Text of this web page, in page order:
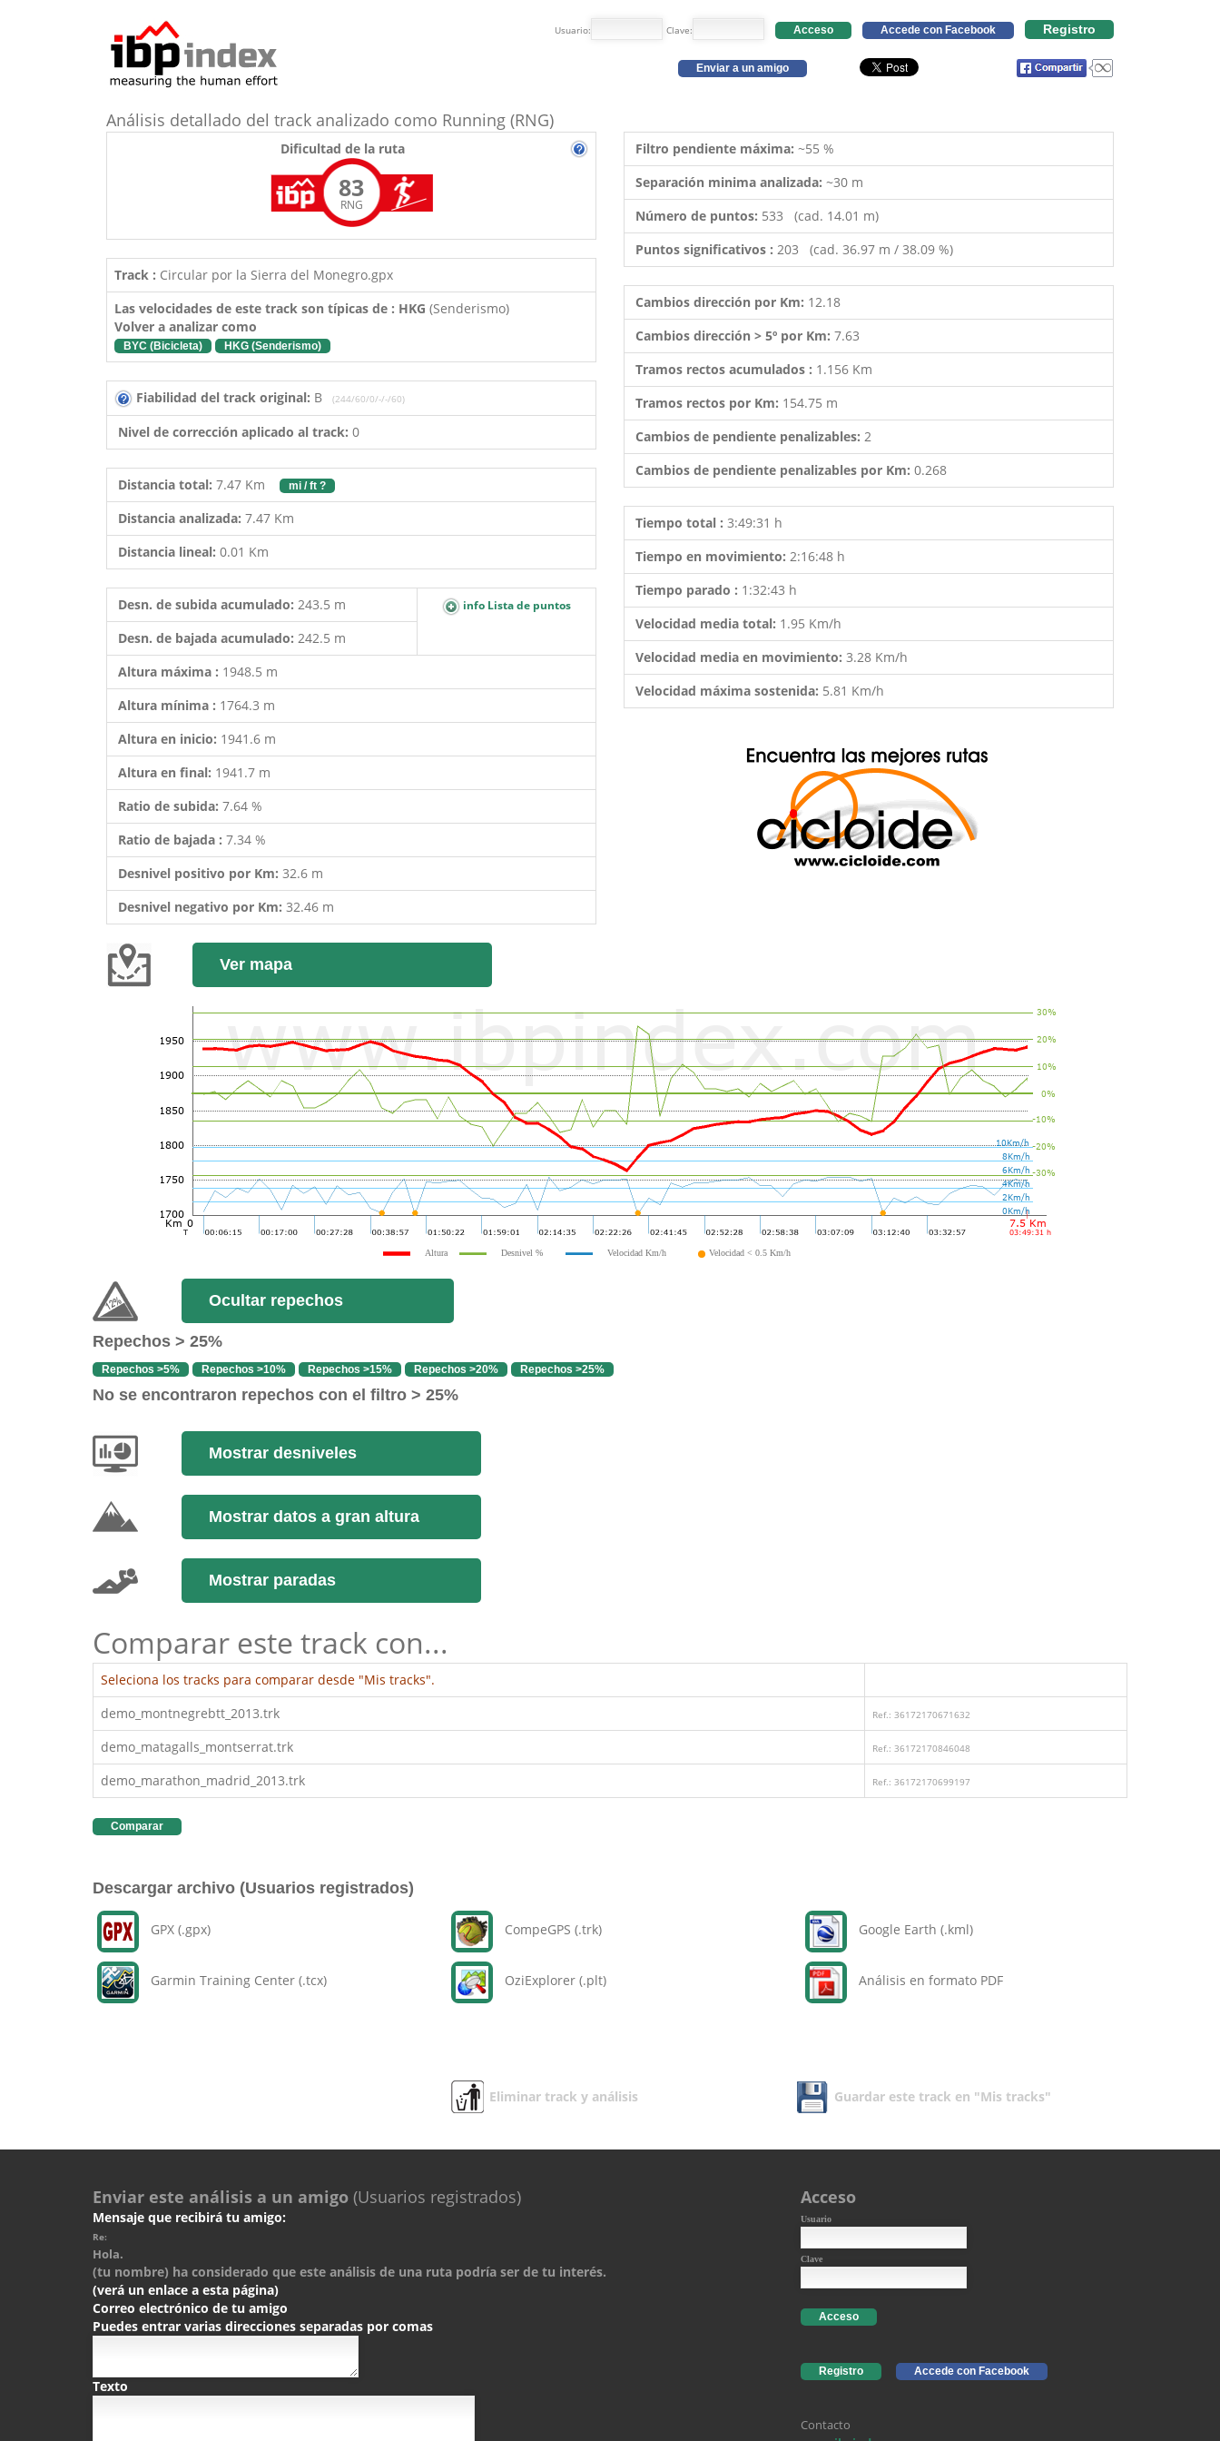
Usuario: Clave: Acceso Accede con Facebook Registro
Enviar a un amigo
Análisis detallado del track analizado como Running (RNG)
Dificultad de la ruta
83
RNG
Track : Circular por la Sierra del Monegro.gpx
Las velocidades de este track son típicas de : HKG (Senderismo)
Volver a analizar como
BYC (Bicicleta) HKG (Senderismo)
Fiabilidad del track original: B (244/60/0/-/-/60)
Nivel de corrección aplicado al track: 0
Distancia total: 7.47 Km mi / ft ?
Distancia analizada: 7.47 Km
Distancia lineal: 0.01 Km
Desn. de subida acumulado: 243.5 m info Lista de puntos
Desn. de bajada acumulado: 242.5 m
Altura máxima : 1948.5 m
Altura mínima : 1764.3 m
Altura en inicio: 1941.6 m
Altura en final: 1941.7 m
Ratio de subida: 7.64 %
Ratio de bajada : 7.34 %
Desnivel positivo por Km: 32.6 m
Desnivel negativo por Km: 32.46 m
Filtro pendiente máxima: ~55 %
Separación minima analizada: ~30 m
Número de puntos: 533 (cad. 14.01 m)
Puntos significativos : 203 (cad. 36.97 m / 38.09 %)
Cambios dirección por Km: 12.18
Cambios dirección > 5º por Km: 7.63
Tramos rectos acumulados : 1.156 Km
Tramos rectos por Km: 154.75 m
Cambios de pendiente penalizables: 2
Cambios de pendiente penalizables por Km: 0.268
Tiempo total : 3:49:31 h
Tiempo en movimiento: 2:16:48 h
Tiempo parado : 1:32:43 h
Velocidad media total: 1.95 Km/h
Velocidad media en movimiento: 3.28 Km/h
Velocidad máxima sostenida: 5.81 Km/h
Ver mapa
Altura Desnivel % Velocidad Km/h Velocidad < 0.5 Km/h
Ocultar repechos
Repechos > 25%
Repechos >5% Repechos >10% Repechos >15% Repechos >20% Repechos >25%
No se encontraron repechos con el filtro > 25%
Mostrar desniveles
Mostrar datos a gran altura
Mostrar paradas
Comparar este track con...
Seleciona los tracks para comparar desde "Mis tracks".
demo_montnegrebtt_2013.trk
Ref.: 36172170671632
demo_matagalls_montserrat.trk Ref.: 36172170846048
demo_marathon_madrid_2013.trk Ref.: 36172170699197
Comparar
Descargar archivo (Usuarios registrados)
GPX (.gpx)
Garmin Training Center (.tcx)
CompeGPS (.trk)
OziExplorer (.plt)
Google Earth (.kml)
Análisis en formato PDF
Eliminar track y análisis Guardar este track en "Mis tracks"
Enviar este análisis a un amigo (Usuarios registrados)
Mensaje que recibirá tu amigo:
Re:
Hola.
(tu nombre) ha considerado que este análisis de una ruta podría ser de tu interés.
(verá un enlace a esta página)
Correo electrónico de tu amigo
Puedes entrar varias direcciones separadas por comas
Texto
Acceso
Usuario
Clave
Acceso
Registro Accede con Facebook
Contacto